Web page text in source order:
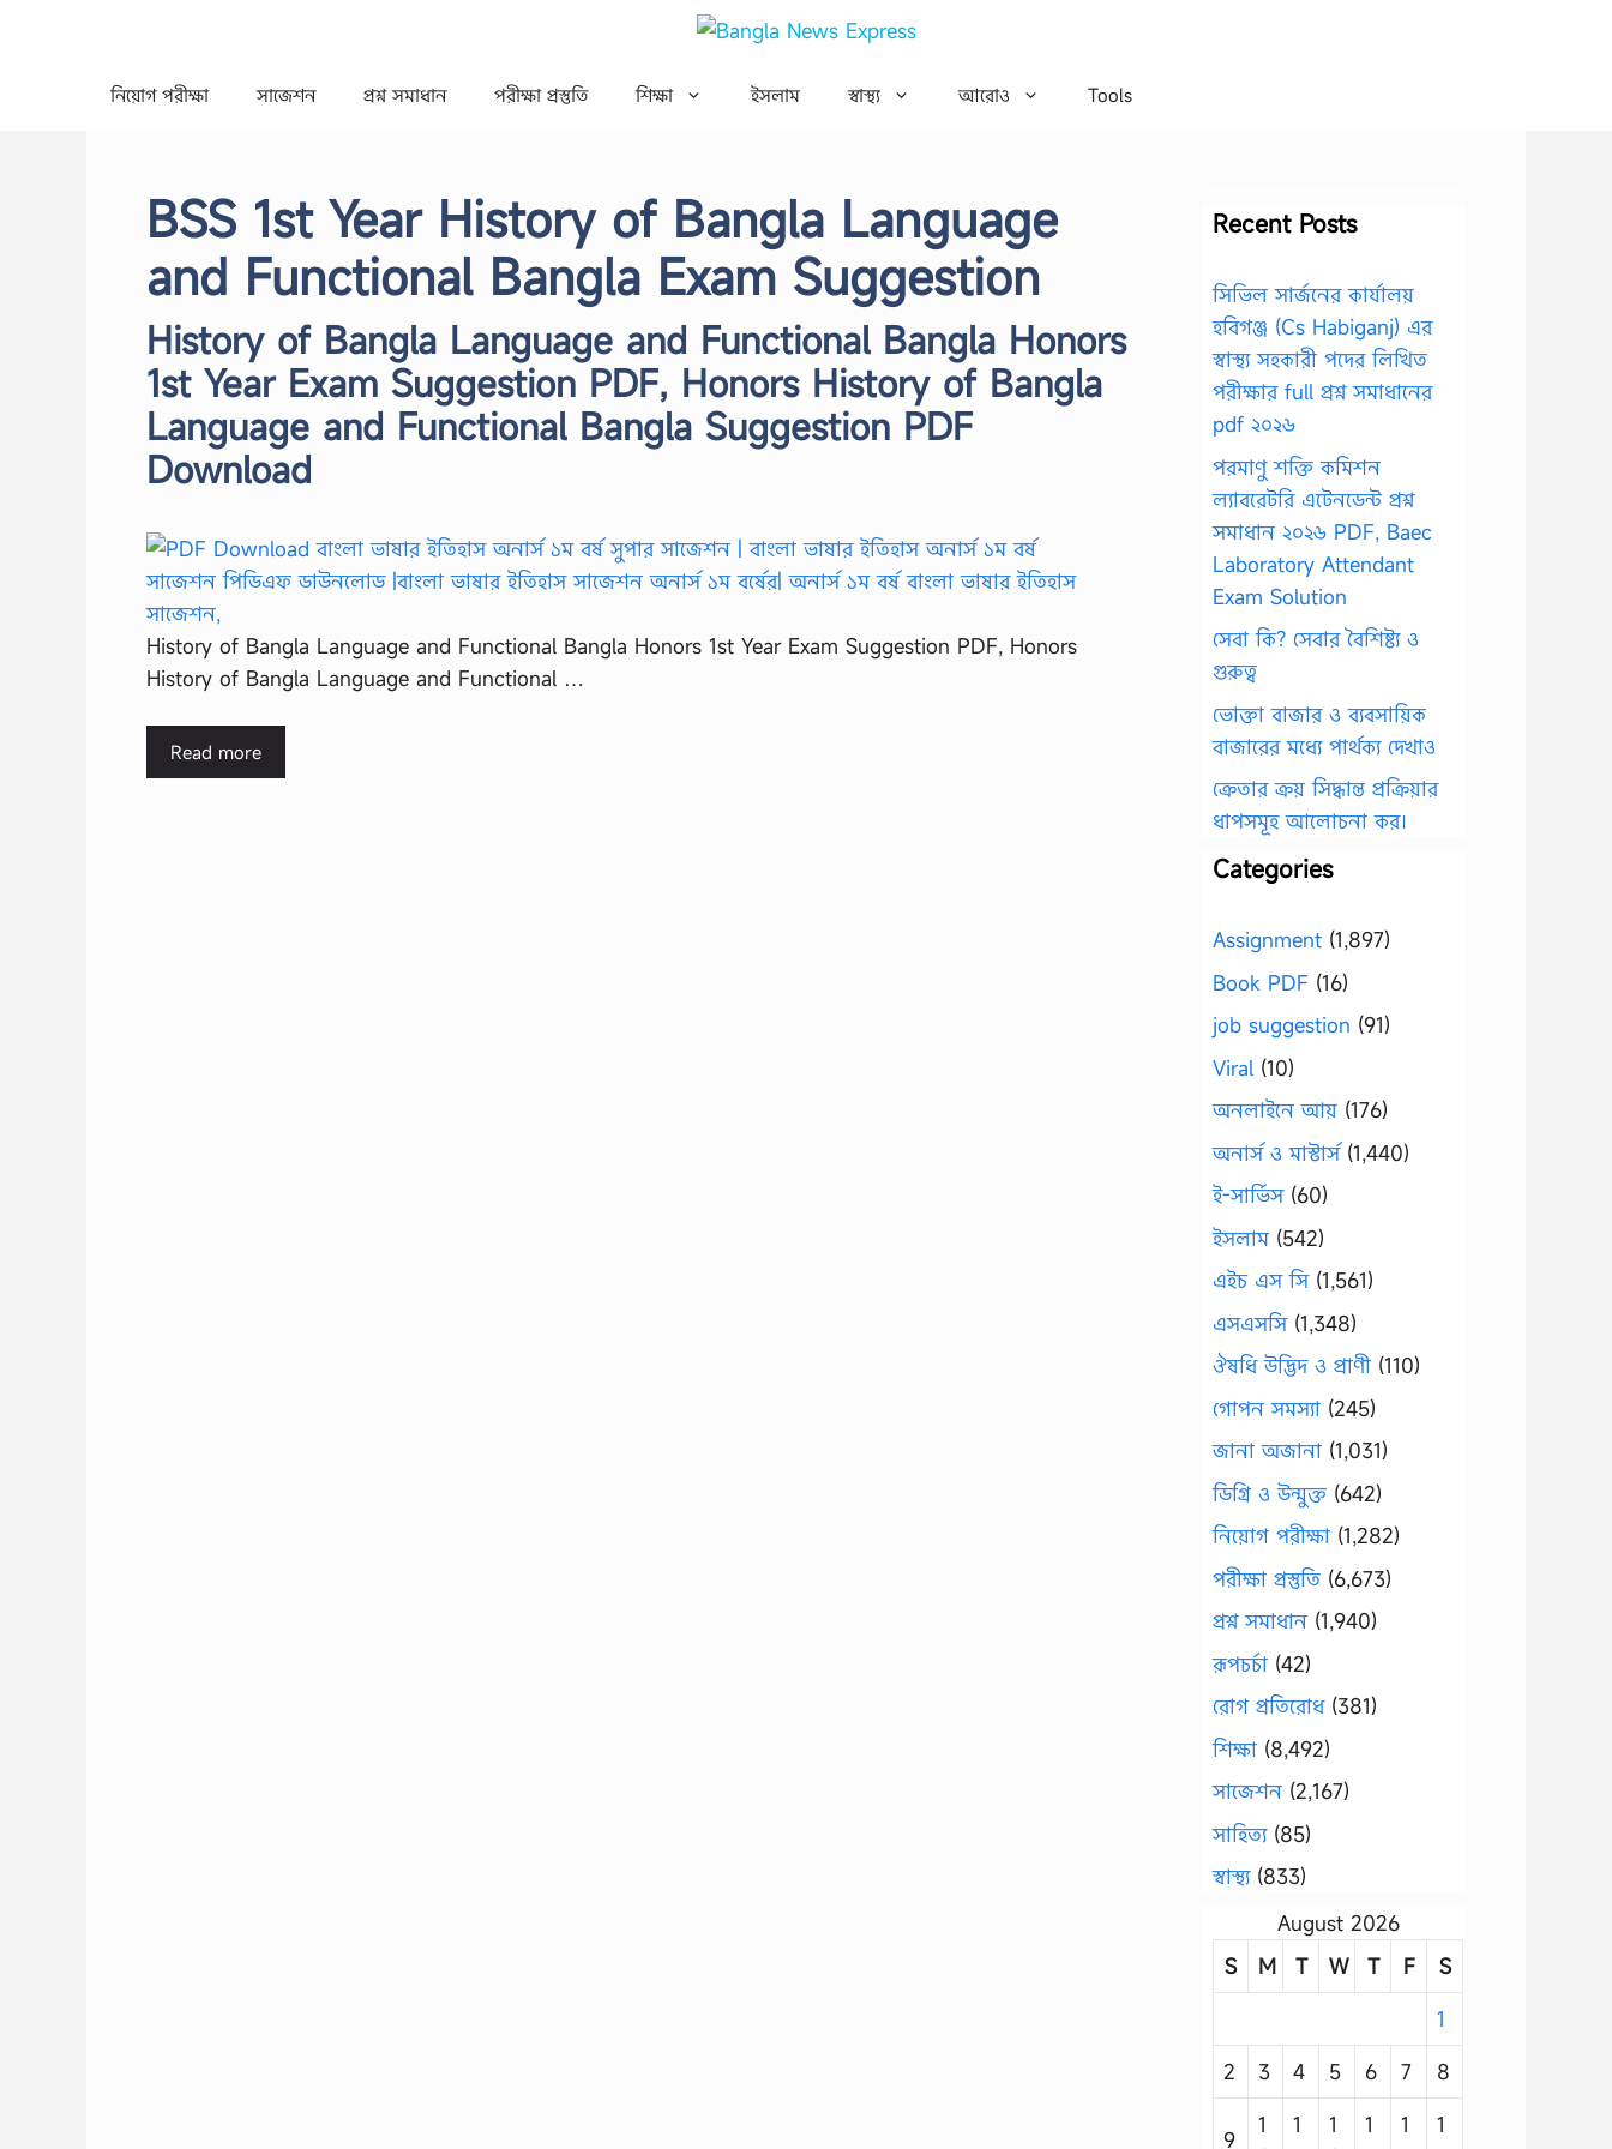
নিয়োগ পরীক্ষা সাজেশন প্রশ্ন সমাধান পরীক্ষা প্রস্তুতি শিক্ষা ইসলাম স্বাস্থ্য আরোও Tools
BSS 1st Year History of Bangla Language
and Functional Bangla Exam Suggestion
History of Bangla Language and Functional Bangla Honors
1st Year Exam Suggestion PDF, Honors History of Bangla
Language and Functional Bangla Suggestion PDF
Download
History of Bangla Language and Functional Bangla Honors 1st Year Exam Suggestion PDF, Honors
History of Bangla Language and Functional …
Read more
Recent Posts
সিভিল সার্জনের কার্যালয়
হবিগঞ্জ (Cs Habiganj) এর
স্বাস্থ্য সহকারী পদের লিখিত
পরীক্ষার full প্রশ্ন সমাধানের
pdf ২০২৬
পরমাণু শক্তি কমিশন
ল্যাবরেটরি এটেনডেন্ট প্রশ্ন
সমাধান ২০২৬ PDF, Baec
Laboratory Attendant
Exam Solution
সেবা কি? সেবার বৈশিষ্ট্য ও
গুরুত্ব
ভোক্তা বাজার ও ব্যবসায়িক
বাজারের মধ্যে পার্থক্য দেখাও
ক্রেতার ক্রয় সিদ্ধান্ত প্রক্রিয়ার
ধাপসমূহ আলোচনা কর।
Categories
Assignment (1,897)
Book PDF (16)
job suggestion (91)
Viral (10)
অনলাইনে আয় (176)
অনার্স ও মাস্টার্স(1,440)
ই-সার্ভিস(60)
ইসলাম(542)
এইচ এস সি(1,561)
এসএসসি(1,348)
ঔষধি উদ্ভিদ ও প্রাণী (110)
গোপন সমস্যা (245)
জানা অজানা (1,031)
ডিগ্রি ও উন্মুক্ত (642)
নিয়োগ পরীক্ষা (1,282)
পরীক্ষা প্রস্তুতি (6,673)
প্রশ্ন সমাধান (1,940)
রূপচর্চা (42)
রোগ প্রতিরোধ(381)
শিক্ষা (8,492)
সাজেশন (2,167)
সাহিত্য(85)
স্বাস্থ্য(833)
August 2026
S
M T W T F
S
1
2
3 4 5 6 7 8
9
1
1
1
1
1
1